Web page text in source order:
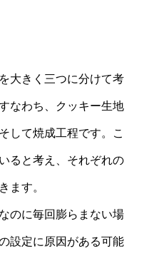
大きく三つに分けて考
なわち、クッキー生地
して焼成工程です。こ
ると考え、それぞれの
ます。
のに毎回膨らまない場
設定に原因がある可能